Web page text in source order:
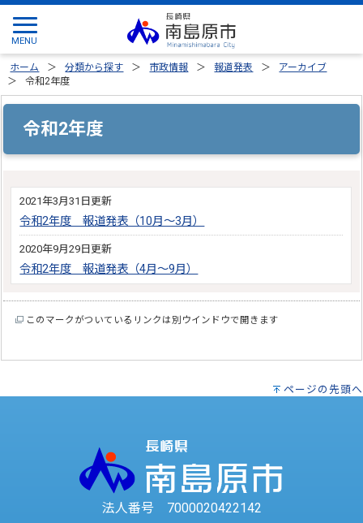
ホーム 分類から探す 市政情報 報道発表
アーカイブ
令和2年度
令和2年度
2021年3月31日更新
令和2年度 報道発表（10月～3月）
2020年9月29日更新
令和2年度 報道発表（4月～9月）
このマークがついているリンクは別ウインドウで開きます
ページの先頭へ
法人番号 7000020422142